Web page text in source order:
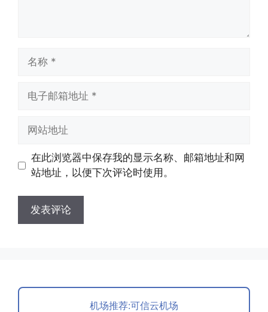
址
址
在此浏览器中保存我的显示名称、邮箱地址和网
站地址，以便下次评论时使用。
机场推荐:可信云机场